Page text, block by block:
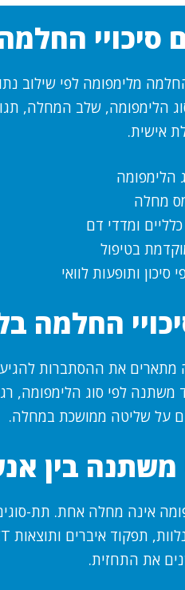
סיכויי
מלימפומה לפי שילוב
הלימפומה, שלב המחלה,
אישית.
הלימפומה
מחלה
ומדדי דם
בטיפול
ותופעות לוואי
החלמה
מתארים את ההסתברות
משתנה לפי סוג הלימפומה,
על שליטה ממושכת במחלה.
משתנה בין
אינה מחלה אחת. תת-
את התחזית.